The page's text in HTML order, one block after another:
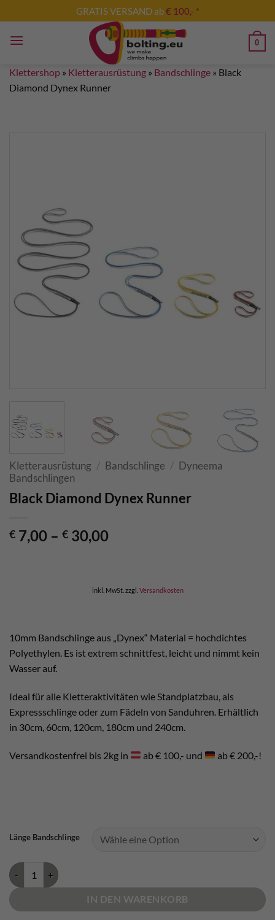
Inhalt
springen
GRATIS VERSAND ab€ 100,- *
0
Klettershop » Kletterausrüstung » Bandschlinge » Black
Diamond Dynex Runner
Kletterausrüstung / Bandschlinge / Dyneema
Bandschlingen
Black Diamond Dynex Runner
€ 7,00 – € 30,00
inkl. MwSt. zzgl. Versandkosten
10mm Bandschlinge aus „Dynex“ Material = hochdichtes
Polyethylen. Es ist extrem schnittfest, leicht und nimmt kein
Wasser auf.
Ideal für alle Kletteraktivitäten wie Standplatzbau, als
Expressschlinge oder zum Fädeln von Sanduhren. Erhältlich
in 30cm, 60cm, 120cm, 180cm und 240cm.
Versandkostenfrei bis 2kg in ab € 100,- und ab € 200,-!
Länge Bandschlinge
Black Diamond Dynex Runner Menge
IN DEN WARENKORB